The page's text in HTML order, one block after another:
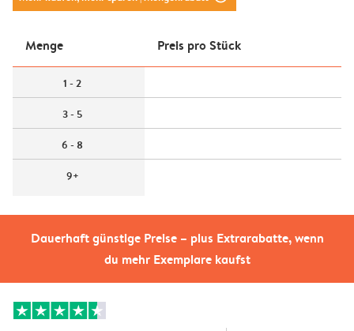
Dauerhaft günstige Preise – plus Extrarabatte, wenn
du mehr Exemplare kaufst
Menge Preis pro Stück
1 - 2
3 - 5
6 - 8
9+